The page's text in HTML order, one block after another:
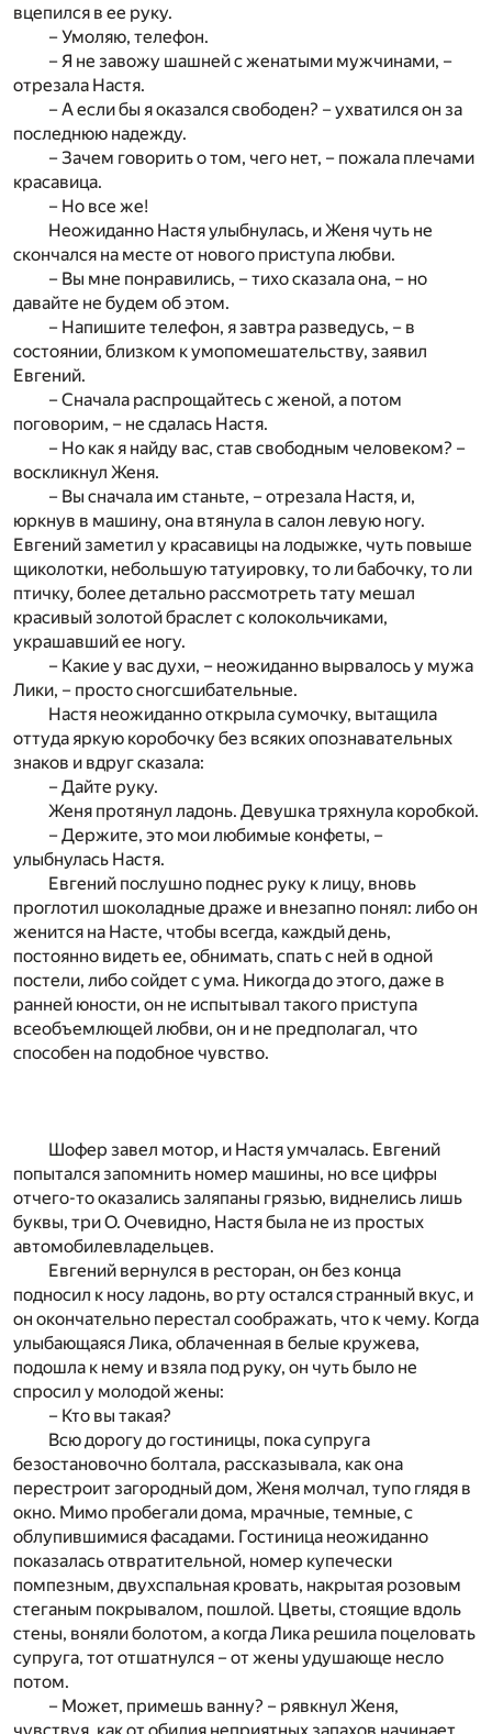
вцепился в ее руку.
– Умоляю, телефон.
– Я не завожу шашней с женатыми мужчинами, –
отрезала Настя.
– А если бы я оказался свободен? – ухватился он за
последнюю надежду.
– Зачем говорить о том, чего нет, – пожала плечами
красавица.
– Но все же!
Неожиданно Настя улыбнулась, и Женя чуть не
скончался на месте от нового приступа любви.
– Вы мне понравились, – тихо сказала она, – но
давайте не будем об этом.
– Напишите телефон, я завтра разведусь, – в
состоянии, близком к умопомешательству, заявил
Евгений.
– Сначала распрощайтесь с женой, а потом
поговорим, – не сдалась Настя.
– Но как я найду вас, став свободным человеком? –
воскликнул Женя.
– Вы сначала им станьте, – отрезала Настя, и,
юркнув в машину, она втянула в салон левую ногу.
Евгений заметил у красавицы на лодыжке, чуть повыше
щиколотки, небольшую татуировку, то ли бабочку, то ли
птичку, более детально рассмотреть тату мешал
красивый золотой браслет с колокольчиками,
украшавший ее ногу.
– Какие у вас духи, – неожиданно вырвалось у мужа
Лики, – просто сногсшибательные.
Настя неожиданно открыла сумочку, вытащила
оттуда яркую коробочку без всяких опознавательных
знаков и вдруг сказала:
– Дайте руку.
Женя протянул ладонь. Девушка тряхнула коробкой.
– Держите, это мои любимые конфеты, –
улыбнулась Настя.
Евгений послушно поднес руку к лицу, вновь
проглотил шоколадные драже и внезапно понял: либо он
женится на Насте, чтобы всегда, каждый день,
постоянно видеть ее, обнимать, спать с ней в одной
постели, либо сойдет с ума. Никогда до этого, даже в
ранней юности, он не испытывал такого приступа
всеобъемлющей любви, он и не предполагал, что
способен на подобное чувство.
Шофер завел мотор, и Настя умчалась. Евгений
попытался запомнить номер машины, но все цифры
отчего-то оказались заляпаны грязью, виднелись лишь
буквы, три О. Очевидно, Настя была не из простых
автомобилевладельцев.
Евгений вернулся в ресторан, он без конца
подносил к носу ладонь, во рту остался странный вкус, и
он окончательно перестал соображать, что к чему. Когда
улыбающаяся Лика, облаченная в белые кружева,
подошла к нему и взяла под руку, он чуть было не
спросил у молодой жены:
– Кто вы такая?
Всю дорогу до гостиницы, пока супруга
безостановочно болтала, рассказывала, как она
перестроит загородный дом, Женя молчал, тупо глядя в
окно. Мимо пробегали дома, мрачные, темные, с
облупившимися фасадами. Гостиница неожиданно
показалась отвратительной, номер купечески
помпезным, двухспальная кровать, накрытая розовым
стеганым покрывалом, пошлой. Цветы, стоящие вдоль
стены, воняли болотом, а когда Лика решила поцеловать
супруга, тот отшатнулся – от жены удушающе несло
потом.
– Может, примешь ванну? – рявкнул Женя,
чувствуя, как от обилия неприятных запахов начинает